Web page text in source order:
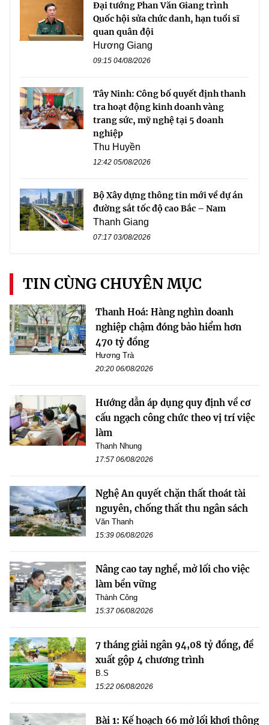
Đại tướng Phan Văn Giang trình
Quốc hội sửa chức danh, hạn tuổi sĩ
quan quân đội
Hương Giang
09:15 04/08/2026
Tây Ninh: Công bố quyết định thanh
tra hoạt động kinh doanh vàng
trang sức, mỹ nghệ tại 5 doanh
nghiệp
Thu Huyền
12:42 05/08/2026
Bộ Xây dựng thông tin mới về dự án
đường sắt tốc độ cao Bắc – Nam
Thanh Giang
07:17 03/08/2026
TIN CÙNG CHUYÊN MỤC
Thanh Hoá: Hàng nghìn doanh
nghiệp chậm đóng bảo hiểm hơn
470 tỷ đồng
Hương Trà
20:20 06/08/2026
Hướng dẫn áp dụng quy định về cơ
cấu ngạch công chức theo vị trí việc
làm
Thanh Nhung
17:57 06/08/2026
Nghệ An quyết chặn thất thoát tài
nguyên, chống thất thu ngân sách
Văn Thanh
15:39 06/08/2026
Nâng cao tay nghề, mở lối cho việc
làm bền vững
Thành Công
15:37 06/08/2026
7 tháng giải ngân 94,08 tỷ đồng, đề
xuất gộp 4 chương trình
B.S
15:22 06/08/2026
Bài 1: Kế hoạch 66 mở lối khơi thông